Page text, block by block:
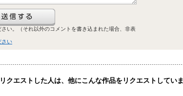
い。（それ以外のコメントを書き込まれた場合、非表
さい
エストした人は、他にこんな作品をリクエストしていま